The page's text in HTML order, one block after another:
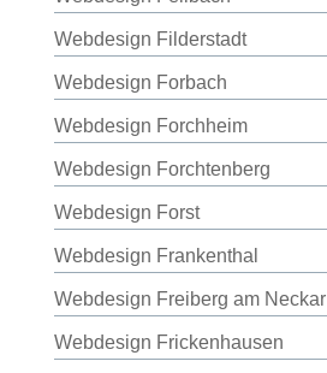
Webdesign Filderstadt
Webdesign Forbach
Webdesign Forchheim
Webdesign Forchtenberg
Webdesign Forst
Webdesign Frankenthal
Webdesign Freiberg am Neckar
Webdesign Frickenhausen